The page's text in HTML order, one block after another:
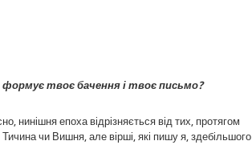
твоє бачення і твоє письмо?
нинішня епоха відрізняється від тих, протягом
чи Вишня, але вірші, які пишу я, здебільшого